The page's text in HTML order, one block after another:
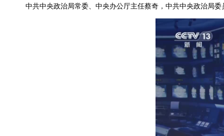
中共中央政治局常委、中央办公厅主任蔡奇，中共中央政治局